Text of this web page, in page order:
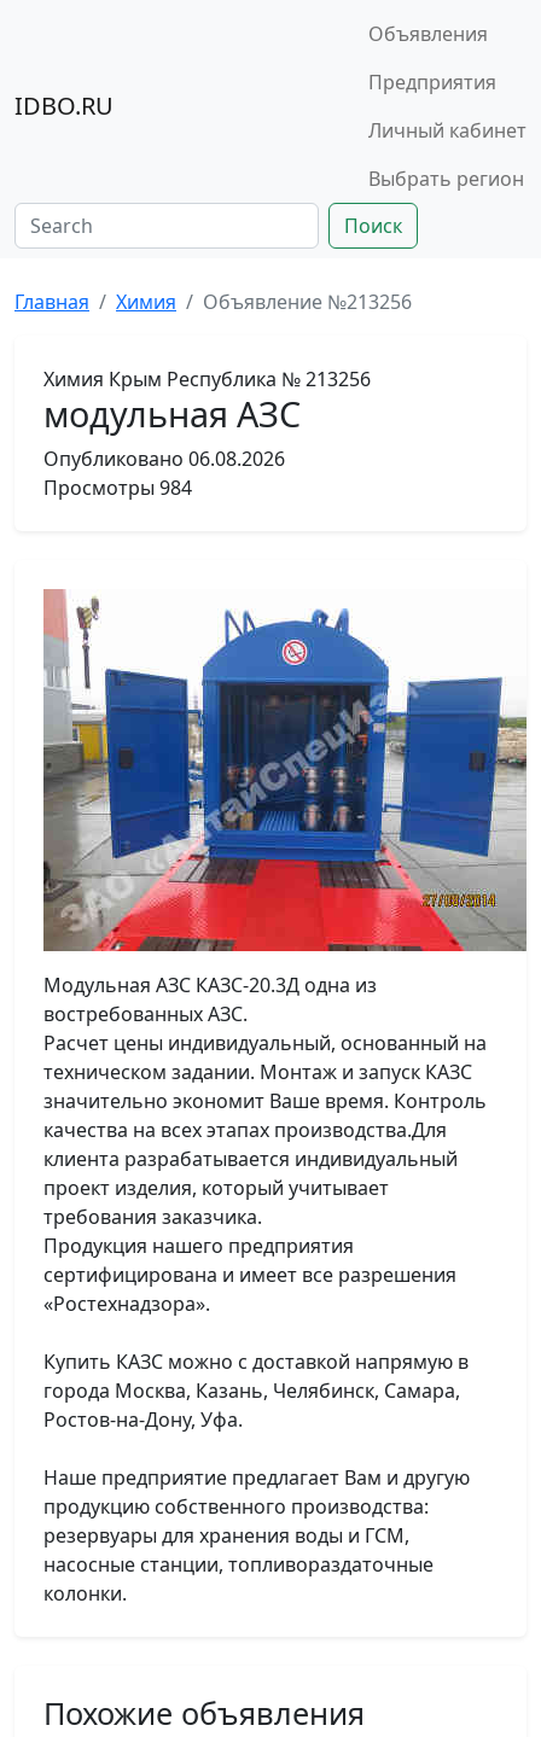
IDBO.RU
Объявления
Предприятия
Личный кабинет
Выбрать регион
Поиск
Главная Химия Объявление №213256
Химия Крым Республика № 213256
модульная АЗС
Опубликовано 06.08.2026
Просмотры 984
Модульная АЗС КАЗС-20.3Д одна из
востребованных АЗС.
Расчет цены индивидуальный, основанный на
техническом задании. Монтаж и запуск КАЗС
значительно экономит Ваше время. Контроль
качества на всех этапах производства.Для
клиента разрабатывается индивидуальный
проект изделия, который учитывает
требования заказчика.
Продукция нашего предприятия
сертифицирована и имеет все разрешения
«Ростехнадзора».
Купить КАЗС можно с доставкой напрямую в
города Москва, Казань, Челябинск, Самара,
Ростов-на-Дону, Уфа.
Наше предприятие предлагает Вам и другую
продукцию собственного производства:
резервуары для хранения воды и ГСМ,
насосные станции, топливораздаточные
колонки.
Похожие объявления